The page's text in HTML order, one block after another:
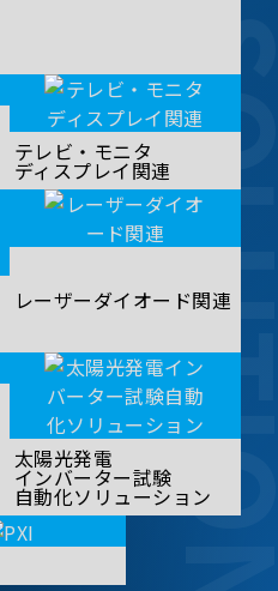
テレビ・モニタ
ディスプレイ関連
レーザーダイオード関連
太陽光発電
インバーター試験
自動化ソリューション